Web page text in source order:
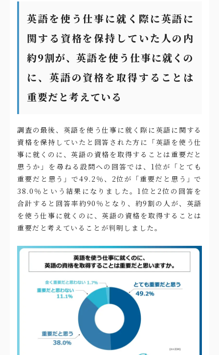
英語を使う仕事に就く際に英語に
関する資格を保持していた人の内
約9割が、英語を使う仕事に就くの
に、英語の資格を取得することは
重要だと考えている
調査の最後、英語を使う仕事に就く際に英語に関する
資格を保持していたと回答された方に「英語を使う仕
事に就くのに、英語の資格を取得することは重要だと
思うか」を尋ねる設問への回答では、1位が「とても
重要だと思う」で49.2％、2位が「重要だと思う」で
38.0％という結果になりました。1位と2位の回答を
合計すると回答率約90％となり、約9割の人が、英語
を使う仕事に就くのに、英語の資格を取得することは
重要だと考えていることが判明しました。